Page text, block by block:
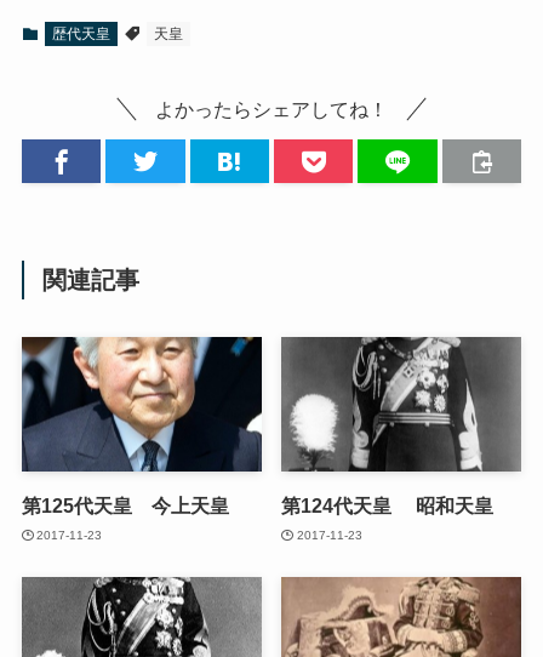
歴代天皇 天皇
よかったらシェアしてね！
関連記事
第125代天皇 今上天皇
2017-11-23
第124代天皇 昭和天皇
2017-11-23